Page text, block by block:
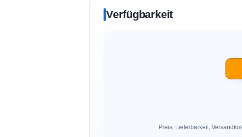
Verfügbarkeit
Preis, Lieferbarkeit,